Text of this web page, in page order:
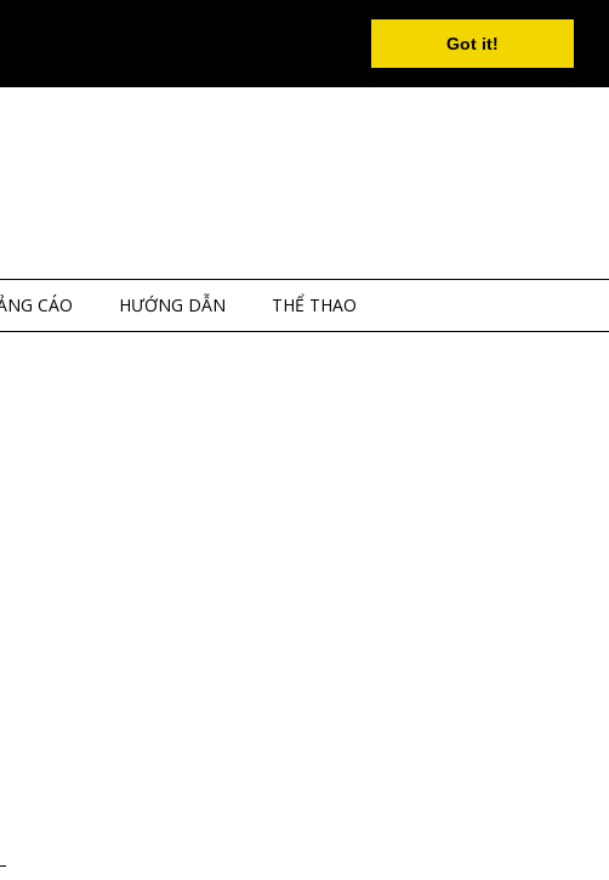
Got it!
CÁO HƯỚNG DẪN THỂ THAO